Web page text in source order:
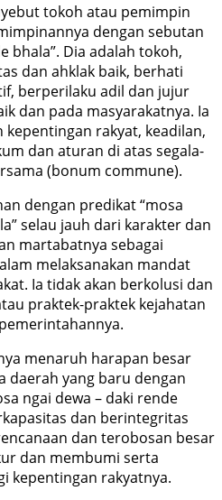
tokoh atau pemimpin
dengan sebutan
bhala”. Dia adalah tokoh,
dan ahklak baik, berhati
berperilaku adil dan jujur
dan pada masyarakatnya. Ia
rakyat, keadilan,
dan aturan di atas segala-
(bonum commune).
dengan predikat “mosa
selau jauh dari karakter dan
martabatnya sebagai
melaksanakan mandat
Ia tidak akan berkolusi dan
praktek-praktek kejahatan
menaruh harapan besar
daerah yang baru dengan
ngai dewa – daki rende
dan berintegritas
dan terobosan besar
dan membumi serta
kepentingan rakyatnya.